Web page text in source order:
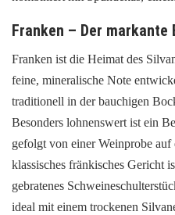
Franken – Der markante
Franken ist die Heimat des
feine, mineralische Note
traditionell in der bauchigen
Besonders lohnenswert ist ein
gefolgt von einer Weinprobe
klassisches fränkisches Gericht
gebratenes
ideal mit einem trockenen